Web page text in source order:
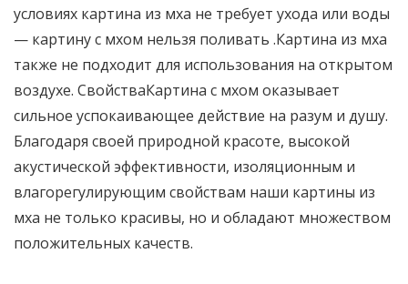
условиях картина из мха не требует ухода или воды
— картину с мхом нельзя поливать .Картина из мха
также не подходит для использования на открытом
воздухе. СвойстваКартина с мхом оказывает
сильное успокаивающее действие на разум и душу.
Благодаря своей природной красоте, высокой
акустической эффективности, изоляционным и
влагорегулирующим свойствам наши картины из
мха не только красивы, но и обладают множеством
положительных качеств.